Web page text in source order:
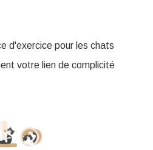
d'exercice pour les chats
votre lien de complicité